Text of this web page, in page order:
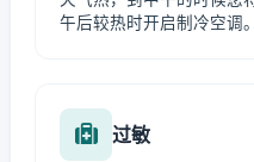
午后较热时开启制冷空调。
过敏